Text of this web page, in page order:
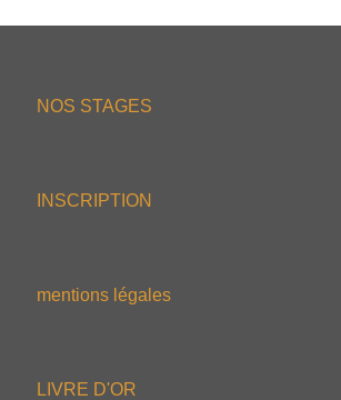
NOS STAGES
INSCRIPTION
mentions légales
LIVRE D'OR